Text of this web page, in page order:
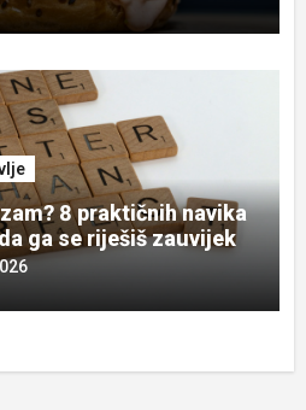
8 praktičnih navika
ga se riješiš zauvijek